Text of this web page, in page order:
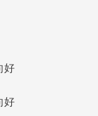
好
好